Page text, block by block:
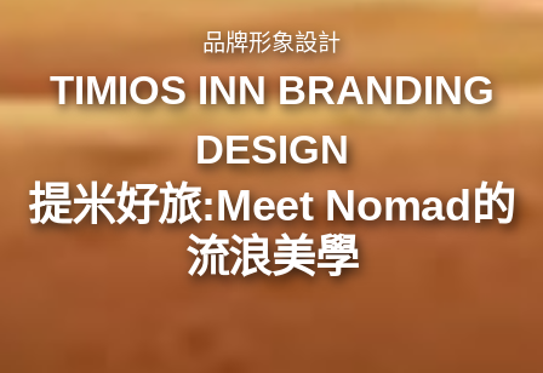
品牌形象設計
TIMIOS INN BRANDING
DESIGN
提米好旅:Meet Nomad的
流浪美學